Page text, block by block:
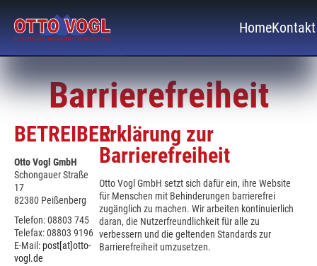
HomeKontakt
Barrierefreiheit
BETREIBER
Otto Vogl GmbH
Schongauer Straße
17
82380 Peißenberg
Telefon: 08803 745
Telefax: 08803 9196
E-Mail: post[at]otto-
vogl.de
Erklärung zur
Barrierefreiheit
Otto Vogl GmbH setzt sich dafür ein, ihre Website
für Menschen mit Behinderungen barrierefrei
zugänglich zu machen. Wir arbeiten kontinuierlich
daran, die Nutzerfreundlichkeit für alle zu
verbessern und die geltenden Standards zur
Barrierefreiheit umzusetzen.